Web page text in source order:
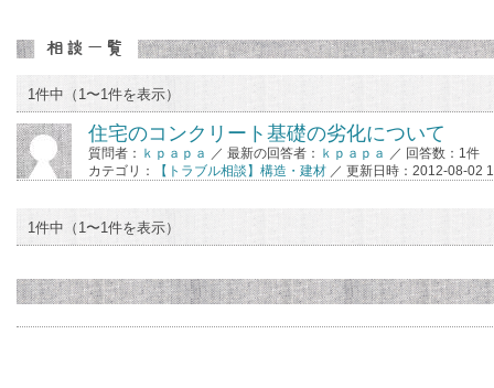
1件中（1〜1件を表示）
住宅のコンクリート基礎の劣化について
質問者： ｋｐａｐａ ／ 最新の回答者： ｋｐａｐａ
／ 回答数：1件
カテゴリ：
【トラブル相談】構造・建材 ／ 更新日時：2012-08-02
1件中（1〜1件を表示）